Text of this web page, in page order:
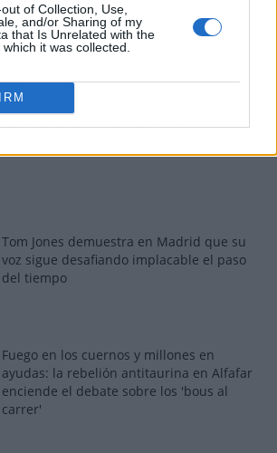
of Collection, Use,
and/or Sharing of my
that Is Unrelated with the
it was collected.
Los 7 mejores discos de Bad Bunny,
Tom Jones demuestra en Madrid que su
voz sigue desafiando implacable el paso
del tiempo
Fuego en los cuernos y millones en
ayudas: la rebelión antitaurina en Alfafar
enciende el debate sobre los 'bous al
carrer'